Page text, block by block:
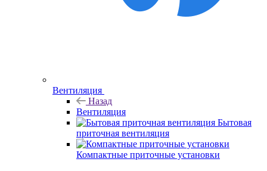
Вентиляция
Назад
Вентиляция
Бытовая
приточная вентиляция
Компактные приточные установки